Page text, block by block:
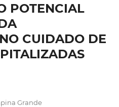
POTENCIAL
CUIDADO DE
Grande